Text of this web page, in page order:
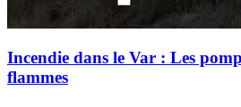
Incendie dans le Var : Les
flammes